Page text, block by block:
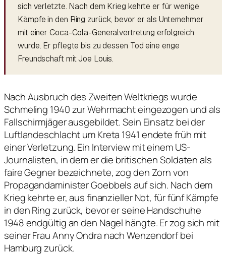
sich verletzte. Nach dem Krieg kehrte er für wenige
Kämpfe in den Ring zurück, bevor er als Unternehmer
mit einer Coca-Cola-Generalvertretung erfolgreich
wurde. Er pflegte bis zu dessen Tod eine enge
Freundschaft mit Joe Louis.
Nach Ausbruch des Zweiten Weltkriegs wurde
Schmeling 1940 zur Wehrmacht eingezogen und als
Fallschirmjäger ausgebildet. Sein Einsatz bei der
Luftlandeschlacht um Kreta 1941 endete früh mit
einer Verletzung. Ein Interview mit einem US-
Journalisten, in dem er die britischen Soldaten als
faire Gegner bezeichnete, zog den Zorn von
Propagandaminister Goebbels auf sich. Nach dem
Krieg kehrte er, aus finanzieller Not, für fünf Kämpfe
in den Ring zurück, bevor er seine Handschuhe
1948 endgültig an den Nagel hängte. Er zog sich mit
seiner Frau Anny Ondra nach Wenzendorf bei
Hamburg zurück.